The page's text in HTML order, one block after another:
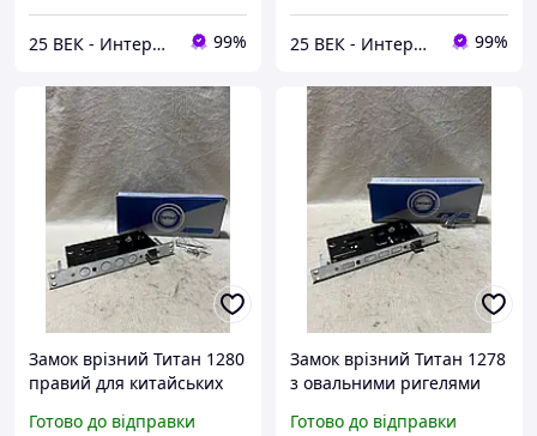
25 ВЕК - Интернет-Магазин: электрический, бензиновый, аккумуляторный инструмент и строительство. 99% 25 ВЕК - Интернет-Магазин: электрический, бензиновый, аккумуляторный инструмент и строительство. 99%
Замок врізний Титан 1280
правий для китайських
Готово до відправки
Замок врізний Титан 1278
з овальними ригелями
Готово до відправки